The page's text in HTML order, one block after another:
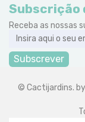
Subscrição
Receba as nossas
Subscrever
© Cactijardins. by